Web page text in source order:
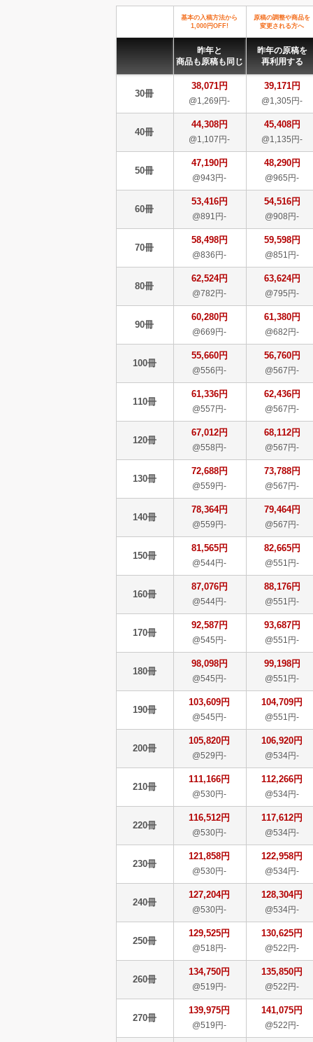
基本の入稿方法から
1,000円OFF!
原稿の調整や商品を
変更される方へ
昨年と
商品も原稿も同じ
昨年の原稿を
再利用する
30冊
38,071円
@1,269円-
39,171円
@1,305円-
40冊
44,308円
@1,107円-
45,408円
@1,135円-
50冊
47,190円
@943円-
48,290円
@965円-
60冊
53,416円
@891円-
54,516円
@908円-
70冊
58,498円
@836円-
59,598円
@851円-
80冊
62,524円
@782円-
63,624円
@795円-
90冊
60,280円
@669円-
61,380円
@682円-
100冊
55,660円
@556円-
56,760円
@567円-
110冊
61,336円
@557円-
62,436円
@567円-
120冊
67,012円
@558円-
68,112円
@567円-
130冊
72,688円
@559円-
73,788円
@567円-
140冊
78,364円
@559円-
79,464円
@567円-
150冊
81,565円
@544円-
82,665円
@551円-
160冊
87,076円
@544円-
88,176円
@551円-
170冊
92,587円
@545円-
93,687円
@551円-
180冊
98,098円
@545円-
99,198円
@551円-
190冊
103,609円
@545円-
104,709円
@551円-
200冊
105,820円
@529円-
106,920円
@534円-
210冊
111,166円
@530円-
112,266円
@534円-
220冊
116,512円
@530円-
117,612円
@534円-
230冊
121,858円
@530円-
122,958円
@534円-
240冊
127,204円
@530円-
128,304円
@534円-
250冊
129,525円
@518円-
130,625円
@522円-
260冊
134,750円
@519円-
135,850円
@522円-
270冊
139,975円
@519円-
141,075円
@522円-